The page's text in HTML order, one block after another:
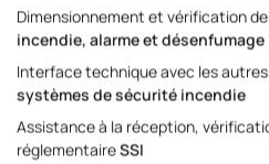
Dimensionnement et vérification
incendie, alarme et désenfumage
Interface technique avec les
systèmes de sécurité incendie
Assistance à la réception,
réglementaire SSI